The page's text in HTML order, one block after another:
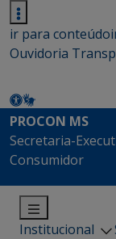
ir para conteúdo
Ouvidoria
PROCON MS
Secretaria-
Consumidor
Institucional